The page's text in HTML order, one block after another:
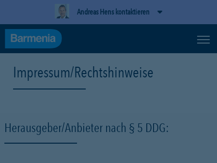
Andreas Hens kontaktieren
Impressum/Rechtshinweise
Herausgeber/Anbieter nach § 5 DDG: